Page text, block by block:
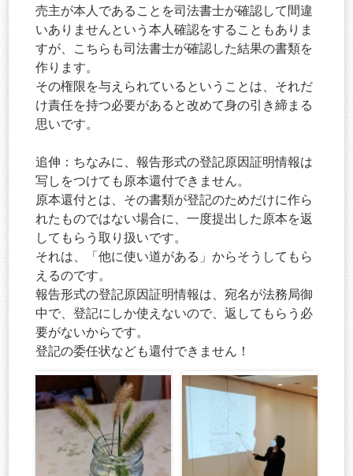
売主が本人であることを司法書士が確認して間違
いありませんという本人確認をすることもありま
すが、こちらも司法書士が確認した結果の書類を
作ります。
その権限を与えられているということは、それだ
け責任を持つ必要があると改めて身の引き締まる
思いです。
追伸：ちなみに、報告形式の登記原因証明情報は
写しをつけても原本還付できません。
原本還付とは、その書類が登記のためだけに作ら
れたものではない場合に、一度提出した原本を返
してもらう取り扱いです。
それは、「他に使い道がある」からそうしてもら
えるのです。
報告形式の登記原因証明情報は、宛名が法務局御
中で、登記にしか使えないので、返してもらう必
要がないからです。
登記の委任状なども還付できません！